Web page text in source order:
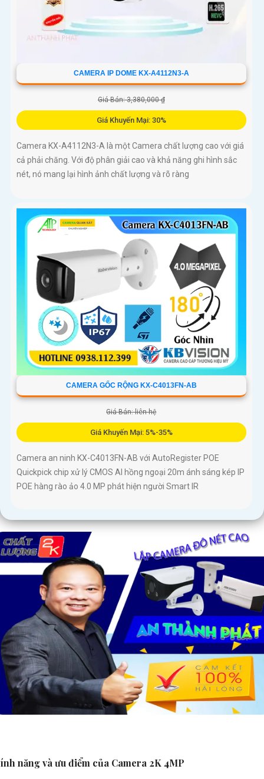
CAMERA IP DOME KX-A4112N3-A
Giá Bán: 3,380,000 ₫
Giá Khuyến Mại: 30%
Camera KX-A4112N3-A là một Camera chất lượng cao với giá
cả phải chăng. Với độ phân giải cao và khả năng ghi hình sắc
nét, nó mang lại hình ảnh chất lượng và rõ ràng
CAMERA GỐC RỘNG KX-C4013FN-AB
Giá Bán: liên hệ
Giá Khuyến Mại: 5%-35%
Camera an ninh KX-C4013FN-AB với AutoRegister POE
Quickpick chip xử lý CMOS AI hồng ngoại 20m ánh sáng kép IP
POE hàng rào ảo 4.0 MP phát hiện người Smart IR
năng và ưu điểm của Camera 2K 4MP